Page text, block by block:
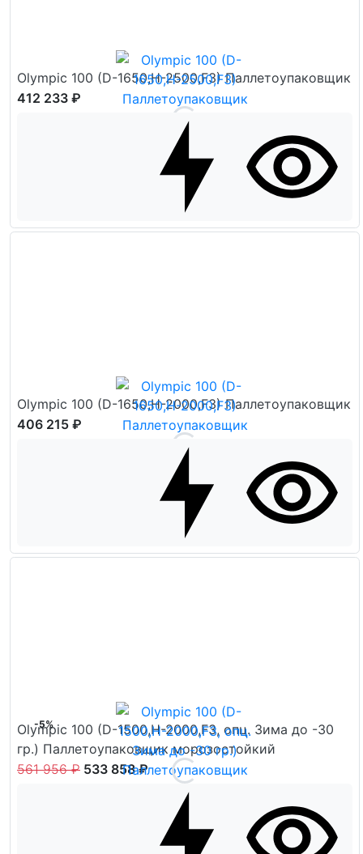
Olympic 100 (D-1650,H-2500,F3) Паллетоупаковщик
412 233 ₽
Olympic 100 (D-1650,H-2000,F3) Паллетоупаковщик
406 215 ₽
-5%
Olympic 100 (D-1500,H-2000,F3, опц. Зима до -30
гр.) Паллетоупаковщик морозостойкий
561 956 ₽ 533 858 ₽